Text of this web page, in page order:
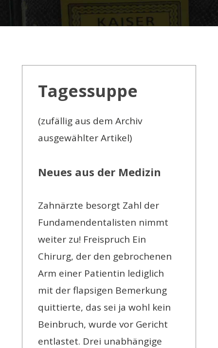
Tagessuppe
(zufällig aus dem Archiv
ausgewählter Artikel)
Neues aus der Medizin
Zahnärzte besorgt Zahl der
Fundamendentalisten nimmt
weiter zu! Freispruch Ein
Chirurg, der den gebrochenen
Arm einer Patientin lediglich
mit der flapsigen Bemerkung
quittierte, das sei ja wohl kein
Beinbruch, wurde vor Gericht
entlastet. Drei unabhängige